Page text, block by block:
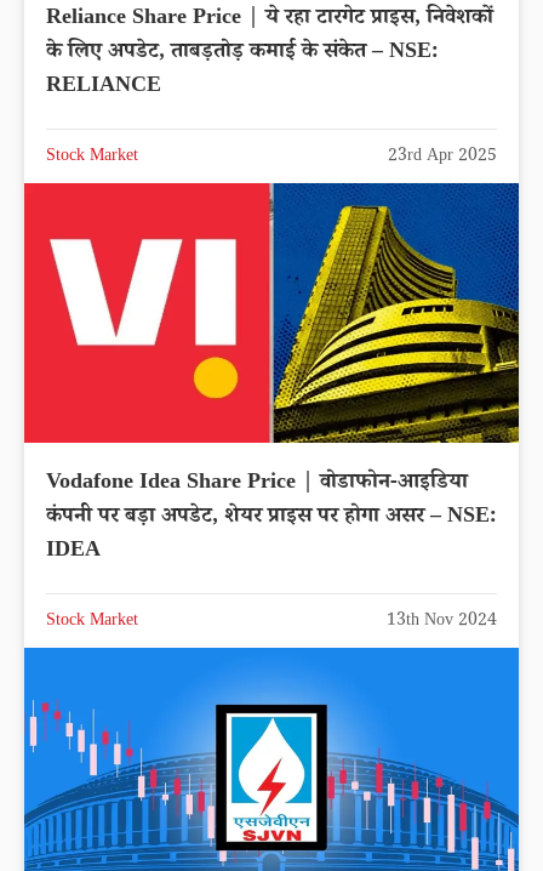
Reliance Share Price | ये रहा टारगेट प्राइस, निवेशकों
के लिए अपडेट, ताबड़तोड़ कमाई के संकेत – NSE:
RELIANCE
Stock Market 23rd Apr 2025
Vodafone Idea Share Price | वोडाफोन-आइडिया
कंपनी पर बड़ा अपडेट, शेयर प्राइस पर होगा असर – NSE:
IDEA
Stock Market 13th Nov 2024